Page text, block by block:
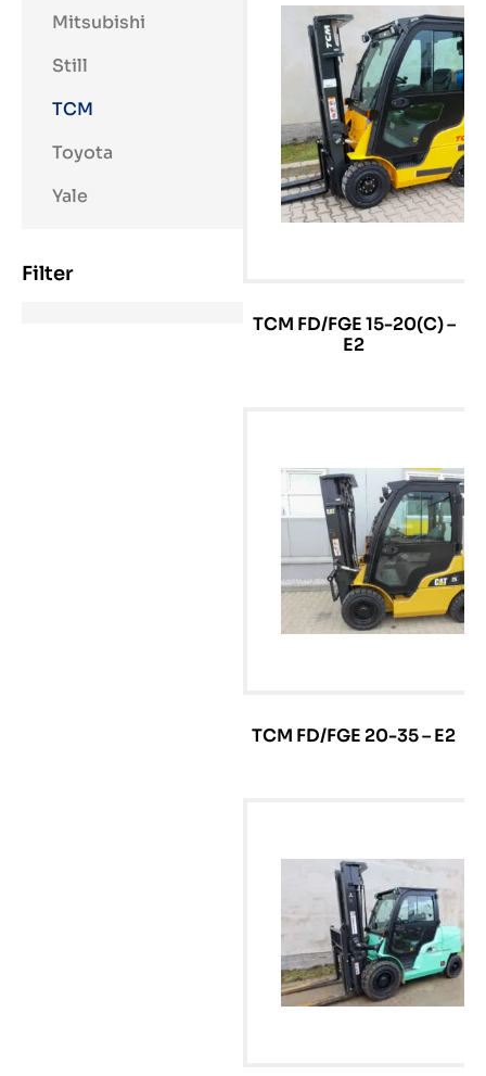
Mitsubishi
Still
TCM
Toyota
Yale
Filter
TCM FD/FGE 15-20(C) –
E2
TCM FD/FGE 20-35 – E2